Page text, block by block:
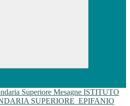
ISTITUTO
SUPERIORE EPIFANIO